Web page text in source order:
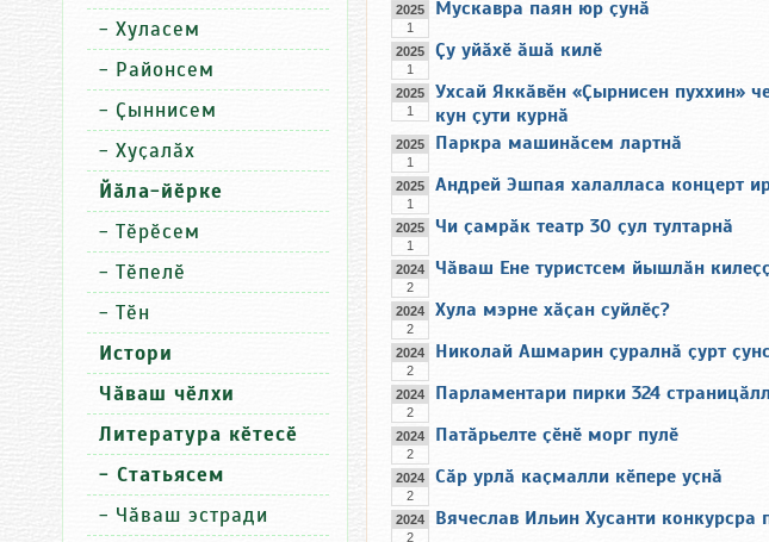
2025
1
Мускавра паян юр ҫунӑ
2025
1
Ҫу уйӑхӗ ӑшӑ килӗ
2025
1
Ухсай Яккӑвӗн «Ҫырнисен пуххин»
кун ҫути курнӑ
2025
1
Паркра машинӑсем лартнӑ
2025
1
Андрей Эшпая халалласа концерт
2025
1
Чи ҫамрӑк театр 30 ҫул тултарнӑ
2024
2
Чӑваш Ене туристсем йышлӑн
2024
2
Хула мэрне хӑҫан суйлӗҫ?
2024
2
Николай Ашмарин ҫуралнӑ ҫурт
2024
2
Парламентари пирки 324
2024
2
Патӑрьелте ҫӗнӗ морг пулӗ
2024
2
Сӑр урлӑ каҫмалли кӗпере уҫнӑ
2024
2
Вячеслав Ильин Хусанти конкурсра
- Хуласем
- Районсем
- Ҫыннисем
- Хуҫалӑх
Йӑла-йӗрке
- Тӗрӗсем
- Тӗпелӗ
- Тӗн
Истори
Чӑваш чӗлхи
Литература кӗтесӗ
- Статьясем
- Чӑваш эстради